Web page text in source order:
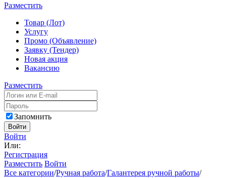
Разместить
Товар (Лот)
Услугу
Промо (Объявление)
Заявку (Тендер)
Новая акция
Вакансию
Разместить
Запомнить
Войти
Войти
Или:
Регистрация
Разместить Войти
Все категории/Ручная работа/Галантерея ручной работы/